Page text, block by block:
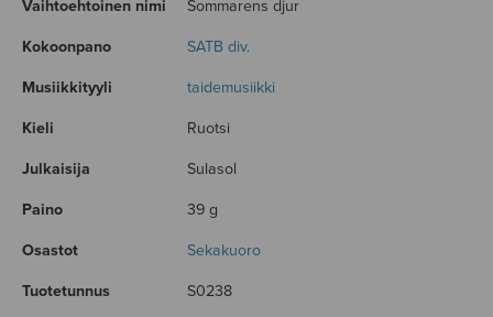
Vaihtoehtoinen nimi
Sommarens djur
Kokoonpano SATB div.
Musiikkityyli taidemusiikki
Kieli Ruotsi
Julkaisija Sulasol
Paino 39 g
Osastot Sekakuoro
Tuotetunnus S0238